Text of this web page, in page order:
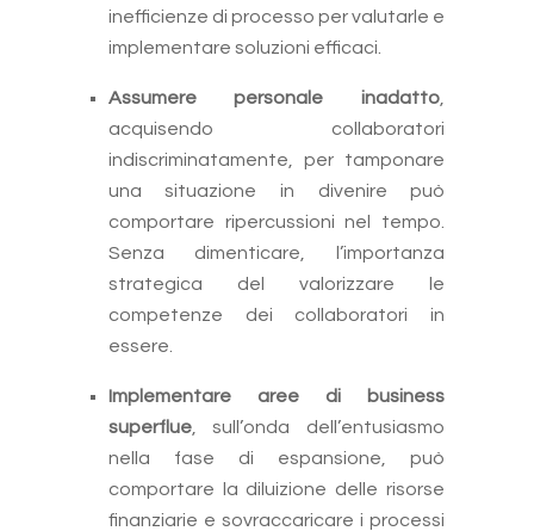
inefficienze di processo per valutarle e
implementare soluzioni efficaci.
Assumere personale inadatto
acquisendo collaboratori
indiscriminatamente, per tamponare
una situazione in divenire può
comportare ripercussioni nel tempo.
Senza dimenticare, l’importanza
strategica del valorizzare le
competenze dei collaboratori in
essere.
Implementare aree di business
superflue, sull’onda dell’entusiasmo
nella fase di espansione, può
comportare la diluizione delle risorse
finanziarie e sovraccaricare i processi